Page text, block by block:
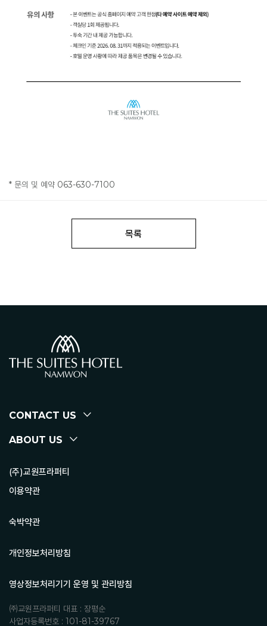
* 문의 및 예약 063-630-7100
목록
CONTACT US
ABOUT US
(주)교원프라퍼티
이용약관
숙박약관
개인정보처리방침
영상정보처리기기 운영 및 관리방침
㈜교원프라퍼티 대표 : 장평순
사업자등록번호 : 101-81-39767